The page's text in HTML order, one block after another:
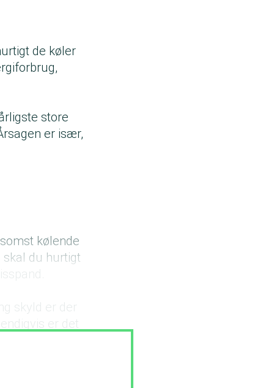
de køler
store
er især,
kølende
skal du hurtigt
skyld er der
er det